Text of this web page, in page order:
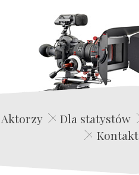
Aktorzy Dla statystów
Kontakt